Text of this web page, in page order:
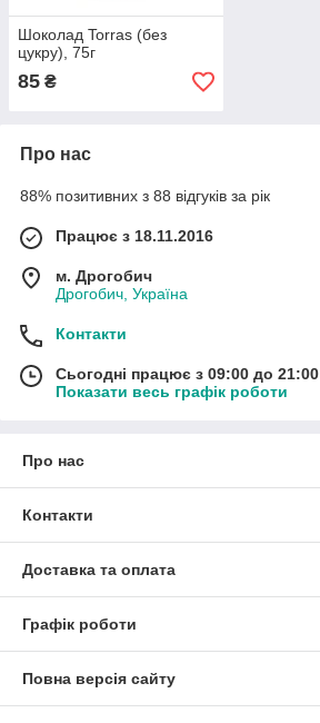
Шоколад Torras (без
цукру), 75г
85 ₴
Про нас
88% позитивних з 88 відгуків за рік
Працює з 18.11.2016
м. Дрогобич
Дрогобич, Україна
Контакти
Сьогодні працює з 09:00 до 21:00
Показати весь графік роботи
Про нас
Контакти
Доставка та оплата
Графік роботи
Повна версія сайту